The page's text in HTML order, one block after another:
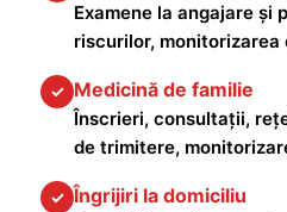
Examene la angajare și
riscurilor,
✓ Medicină de familie
Înscrieri, consultații,
de trimitere,
✓ Îngrijiri la domiciliu